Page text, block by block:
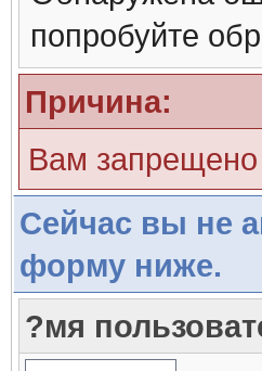
попробуйте
Причина:
Вам
Сейчас вы не
форму ниже.
?мя